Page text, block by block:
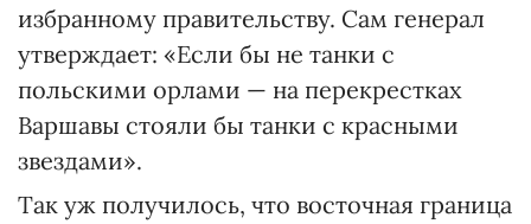
избранному правительству. Сам генерал
утверждает: «Если бы не танки с
польскими орлами — на перекрестках
Варшавы стояли бы танки с красными
звездами».
Так уж получилось, что восточная граница